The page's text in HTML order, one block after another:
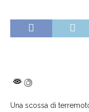
Una scossa di